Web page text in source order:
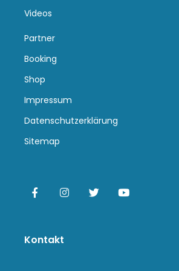
Videos
Partner
Booking
Shop
Impressum
Datenschutzerklärung
Sitemap
Kontakt